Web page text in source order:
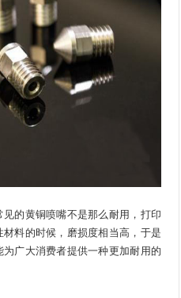
的黄铜喷嘴不是那么耐用，打印
料的时候，磨损度相当高，于是
广大消费者提供一种更加耐用的